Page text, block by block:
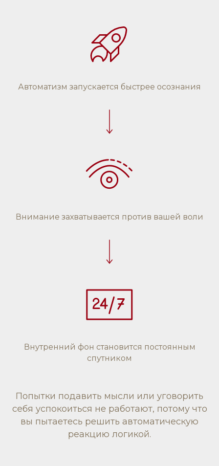
Автоматизм запускается быстрее осознания
Внимание захватывается против вашей воли
Внутренний фон становится постоянным
спутником
Попытки подавить мысли или уговорить
себя успокоиться не работают, потому что
вы пытаетесь решить автоматическую
реакцию логикой.